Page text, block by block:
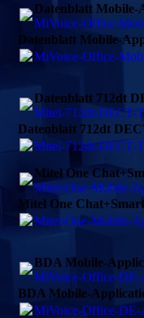
Datenblatt Mobile-
MiVoice-Office-
Datenblatt Mobile-
MiVoice-Office-
Datenblatt 712dt
Mitel-712dt-DECT-
Datenblatt 712dt
Mitel-712dt-DECT-
Mitel One
Mitel-One-Mobile-
Mitel One
Mitel-One-Mobile-
BDA Mobile-
MiVoice-Office-DE-
BDA Mobile-
MiVoice-Office-DE-